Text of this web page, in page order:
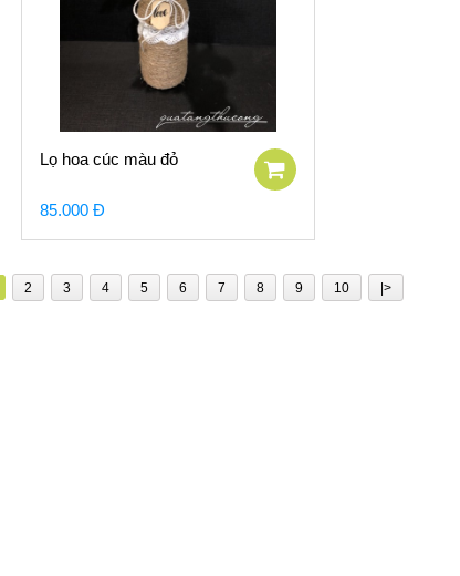
Lọ hoa cúc màu đỏ
85.000 Đ
2 3 4 5 6 7 8 9 10 |>